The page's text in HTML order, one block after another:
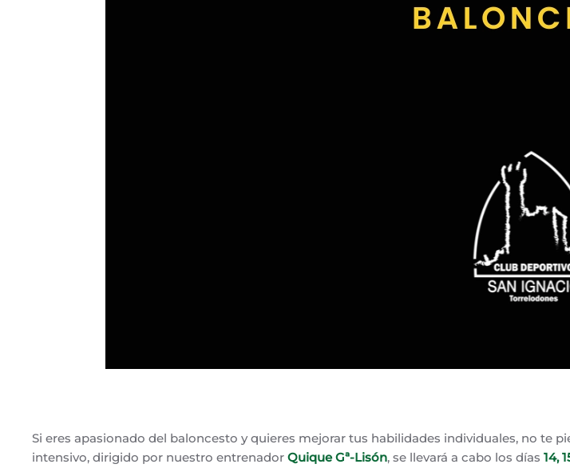
Si eres apasionado del baloncesto y quieres mejorar tus habilidades individuales, no te
intensivo, dirigido por nuestro entrenador Quique Gª-Lisón, se llevará a cabo los días 14,